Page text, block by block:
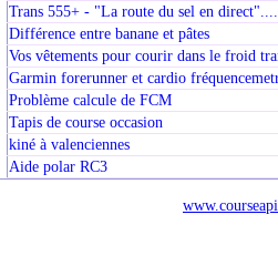
Trans 555+ - "La route du sel en
Différence entre banane et pâtes
Vos vêtements pour courir dans le froid
Garmin forerunner et cardio
Problème calcule de FCM
Tapis de course occasion
kiné à valenciennes
Aide polar RC3